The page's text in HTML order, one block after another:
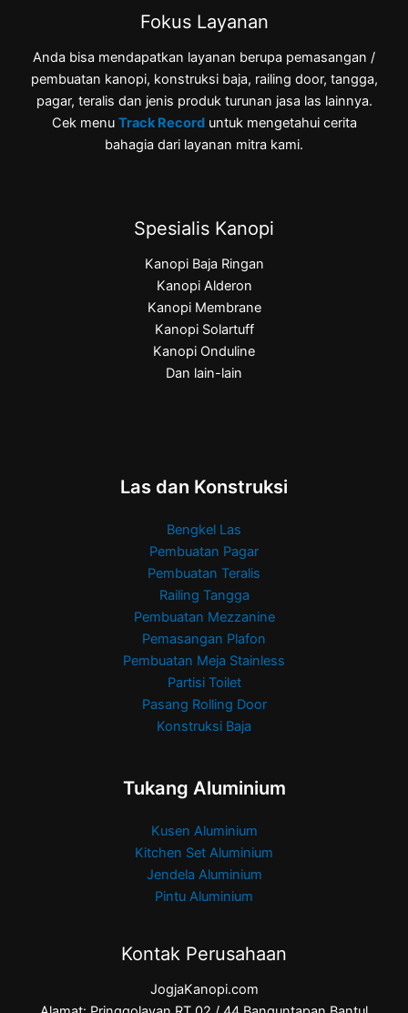
Fokus Layanan
Anda bisa mendapatkan layanan berupa pemasangan /
pembuatan kanopi, konstruksi baja, railing door, tangga,
pagar, teralis dan jenis produk turunan jasa las lainnya.
Cek menu Track Recorduntuk mengetahui cerita
bahagia dari layanan mitra kami.
Spesialis Kanopi
Kanopi Baja Ringan
Kanopi Alderon
Kanopi Membrane
Kanopi Solartuff
Kanopi Onduline
Dan lain-lain
Las dan Konstruksi
Bengkel Las
Pembuatan Pagar
Pembuatan Teralis
Railing Tangga
Pembuatan Mezzanine
Pemasangan Plafon
Pembuatan Meja Stainless
Partisi Toilet
Pasang Rolling Door
Konstruksi Baja
Tukang Aluminium
Kusen Aluminium
Kitchen Set Aluminium
Jendela Aluminium
Pintu Aluminium
Kontak Perusahaan
JogjaKanopi.com